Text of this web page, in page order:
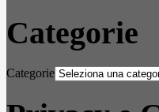
Categorie
Categorie